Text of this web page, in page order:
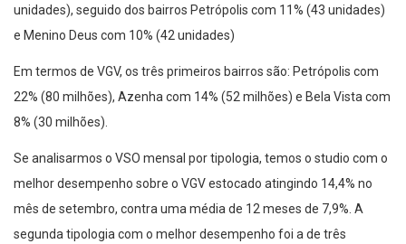
unidades), seguido dos bairros Petrópolis com 11% (43 unidades)
e Menino Deus com 10% (42 unidades)
Em termos de VGV, os três primeiros bairros são: Petrópolis com
22% (80 milhões), Azenha com 14% (52 milhões) e Bela Vista com
8% (30 milhões).
Se analisarmos o VSO mensal por tipologia, temos o studio com o
melhor desempenho sobre o VGV estocado atingindo 14,4% no
mês de setembro, contra uma média de 12 meses de 7,9%. A
segunda tipologia com o melhor desempenho foi a de três